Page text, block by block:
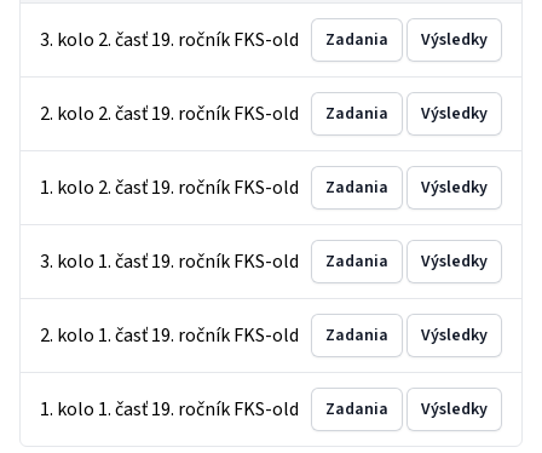
3. kolo 2. časť 19. ročník FKS-old Zadania Výsledky
2. kolo 2. časť 19. ročník FKS-old Zadania Výsledky
1. kolo 2. časť 19. ročník FKS-old Zadania Výsledky
3. kolo 1. časť 19. ročník FKS-old Zadania Výsledky
2. kolo 1. časť 19. ročník FKS-old Zadania Výsledky
1. kolo 1. časť 19. ročník FKS-old Zadania Výsledky